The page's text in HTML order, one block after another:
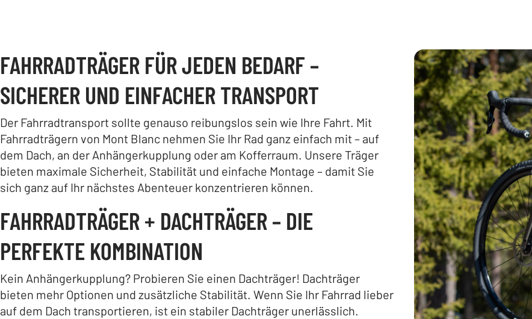
FAHRRADTRÄGER FÜR JEDEN BEDARF –
SICHERER UND EINFACHER TRANSPORT
Der Fahrradtransport sollte genauso reibungslos sein wie Ihre Fahrt. Mit
Fahrradträgern von Mont Blanc nehmen Sie Ihr Rad ganz einfach mit – auf
dem Dach, an der Anhängerkupplung oder am Kofferraum. Unsere Träger
bieten maximale Sicherheit, Stabilität und einfache Montage – damit Sie
sich ganz auf Ihr nächstes Abenteuer konzentrieren können.
FAHRRADTRÄGER + DACHTRÄGER – DIE
PERFEKTE KOMBINATION
Kein Anhängerkupplung? Probieren Sie einen Dachträger! Dachträger
bieten mehr Optionen und zusätzliche Stabilität. Wenn Sie Ihr Fahrrad lieber
auf dem Dach transportieren, ist ein stabiler Dachträger unerlässlich.